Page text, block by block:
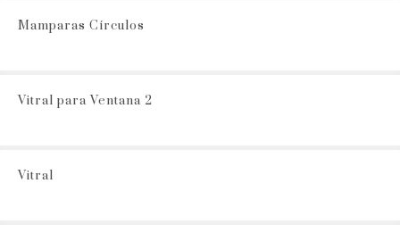
Mamparas Círculos
Vitral para Ventana 2
Vitral